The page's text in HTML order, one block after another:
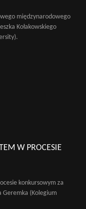
międzynarodowego
Kołakowskiego
W PROCESIE
konkursowym za
Geremka (Kolegium